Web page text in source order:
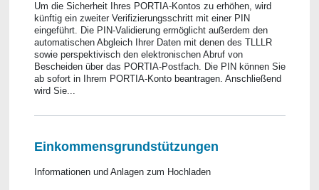
Um die Sicherheit Ihres PORTIA-Kontos zu erhöhen, wird
künftig ein zweiter Verifizierungsschritt mit einer PIN
eingeführt. Die PIN-Validierung ermöglicht außerdem den
automatischen Abgleich Ihrer Daten mit denen des TLLLR
sowie perspektivisch den elektronischen Abruf von
Bescheiden über das PORTIA-Postfach. Die PIN können Sie
ab sofort in Ihrem PORTIA-Konto beantragen. Anschließend
wird Sie...
Einkommensgrundstützungen
Informationen und Anlagen zum Hochladen